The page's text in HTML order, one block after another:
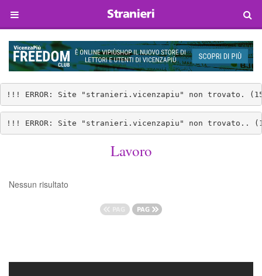
!!! ERROR: Site "stranieri.vicenzapiu" non trovato.
!!! ERROR: Site "stranieri.vicenzapiu" non trovato..
Lavoro
Nessun risultato